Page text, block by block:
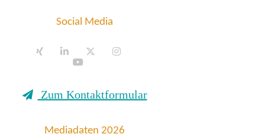
Social Media
Zum Kontaktformular
Mediadaten 2026